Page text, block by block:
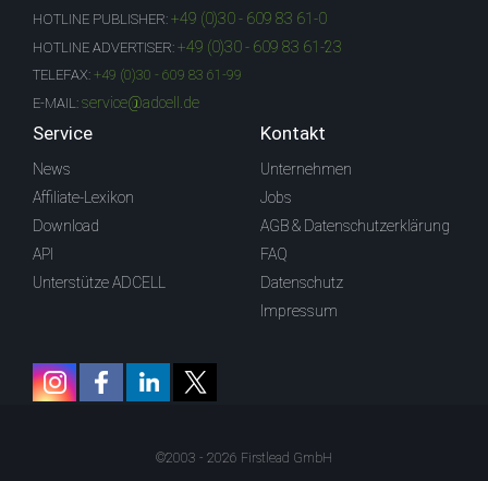
HOTLINE PUBLISHER: +49 (0)30 - 609 83 61-0
HOTLINE ADVERTISER: +49 (0)30 - 609 83 61-23
TELEFAX: +49 (0)30 - 609 83 61-99
E-MAIL: service@adcell.de
Service
News
Affiliate-Lexikon
Download
API
Unterstütze ADCELL
Kontakt
Unternehmen
Jobs
AGB & Datenschutzerklärung
FAQ
Datenschutz
Impressum
©2003 - 2026 Firstlead GmbH